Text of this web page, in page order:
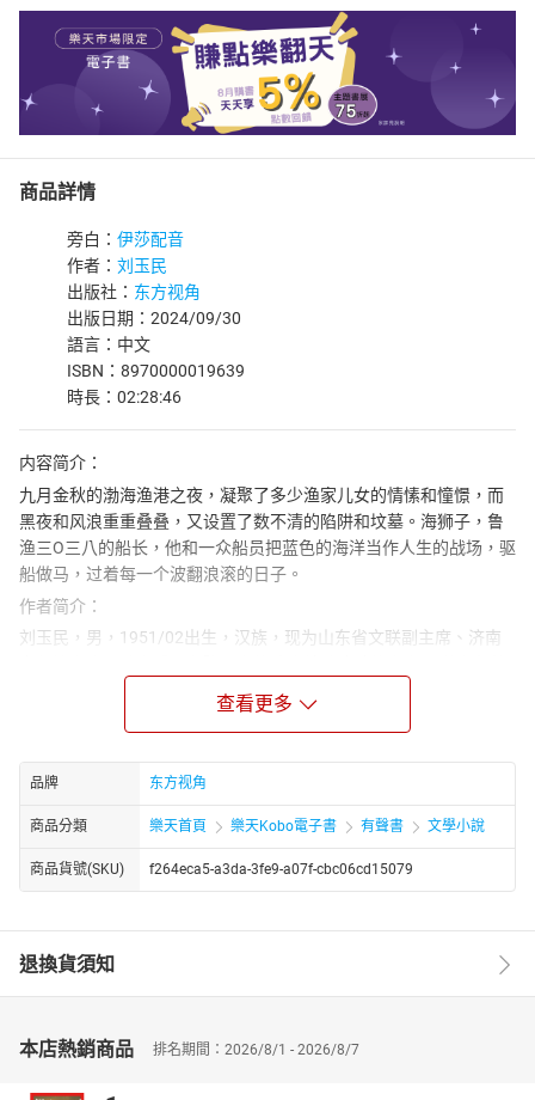
商品詳情
旁白： 伊莎配音
作者： 刘玉民
出版社： 东方视角
出版日期：2024/09/30
語言：中文
ISBN：8970000019639
時長：02:28:46
内容简介：
九月金秋的渤海渔港之夜，凝聚了多少渔家儿女的情愫和憧憬，而
黑夜和风浪重重叠叠，又设置了数不清的陷阱和坟墓。海狮子，鲁
渔三O三八的船长，他和一众船员把蓝色的海洋当作人生的战场，驱
船做马，过着每一个波翻浪滚的日子。
作者简介：
刘玉民，男，1951/02出生，汉族，现为山东省文联副主席、济南
小说《骚动之秋》，《羊角号》，《过龙兵》，《八仙东游记》；
报告文学集《东方奇人传》，长篇报告文学《都市之梦》；剧作选
中篇小说《海猎》、《不肯流逝的岁月》，散文《星条旗为谁而
降》、《穿越生死线》等。作品多次获奖，长篇小说《骚动之秋》
获第四届茅盾文学奖。
查看更多
品牌 东方视角
商品分類 樂天首頁 樂天Kobo電子書 有聲書 文學小說
商品貨號(SKU) f264eca5-a3da-3fe9-a07f-cbc06cd15079
退換貨須知
本店熱銷商品 排名期間：2026/8/1 - 2026/8/7